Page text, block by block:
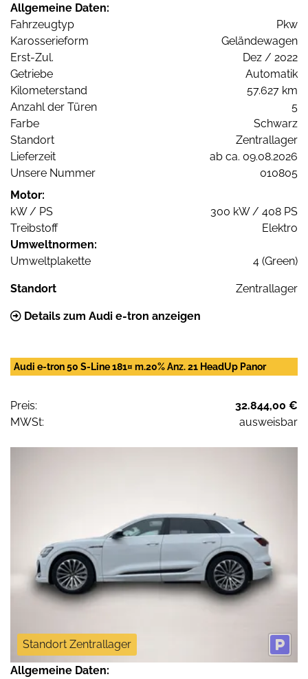
Allgemeine Daten:
Fahrzeugtyp
Pkw
Karosserieform
Geländewagen
Erst-Zul.
Dez / 2022
Getriebe
Automatik
Kilometerstand
57.627 km
Anzahl der Türen
5
Farbe
Schwarz
Standort
Zentrallager
Lieferzeit
ab ca. 09.08.2026
Unsere Nummer
010805
Motor:
kW / PS
300 kW / 408 PS
Treibstoff
Elektro
Umweltnormen:
Umweltplakette
4 (Green)
Standort Zentrallager
Details zum Audi e-tron anzeigen
Audi e-tron 50 S-Line 181¤ m.20% Anz. 21 HeadUp Panor
Preis:
32.844,00 €
MWSt:
ausweisbar
Standort Zentrallager
Allgemeine Daten: